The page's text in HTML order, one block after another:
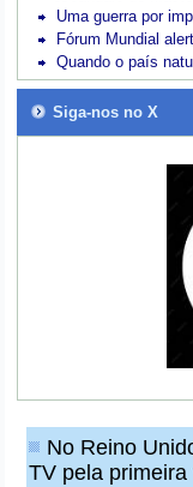
Uma guerra por
Fórum Mundial
Quando o país
Siga-nos no X
No Reino
TV pela